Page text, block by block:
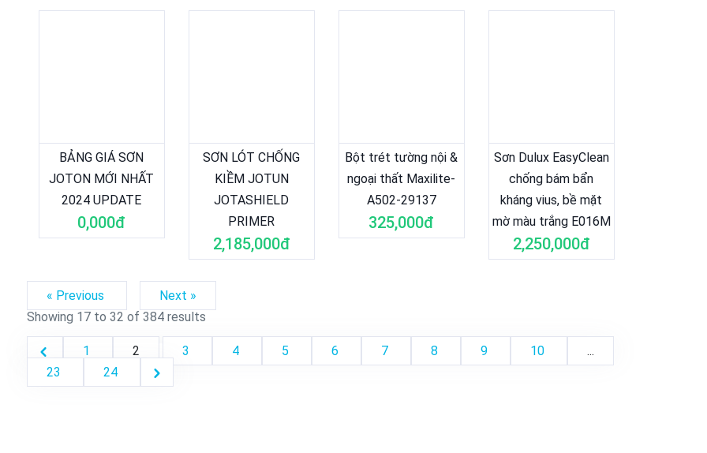
BẢNG GIÁ SƠN
JOTON MỚI NHẤT
2024 UPDATE
0,000đ
SƠN LÓT CHỐNG
KIỀM JOTUN
JOTASHIELD
PRIMER
2,185,000đ
Bột trét tường nội &
ngoại thất Maxilite-
A502-29137
325,000đ
Sơn Dulux EasyClean
chống bám bẩn
kháng vius, bề mặt
mờ màu trắng E016M
2,250,000đ
« Previous
Next »
Showing 17to 32 of 384results
1 2 3 4 5 6 7 8 9 10
...
23
24